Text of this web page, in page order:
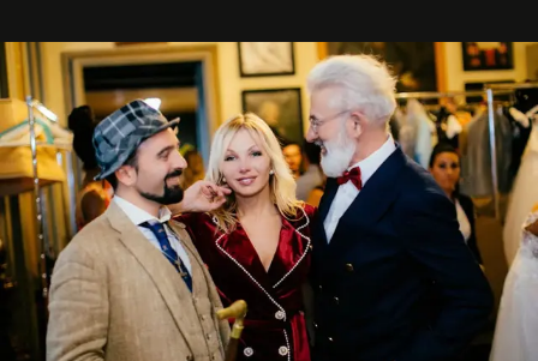
sākums. Ar vissirsnīgākajiem laba vēlējumiem jūsu
L’Officiel Baltic
komanda.